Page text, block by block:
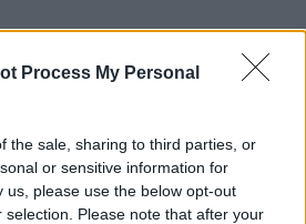
Process My Personal
the sale, sharing to third parties, or
or sensitive information for
us, please use the below opt-out
Please note that after your